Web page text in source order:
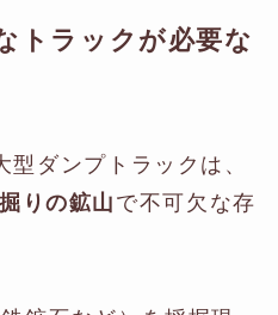
トラックが必要な
ダンプトラックは、
りの鉱山 で不可欠な存